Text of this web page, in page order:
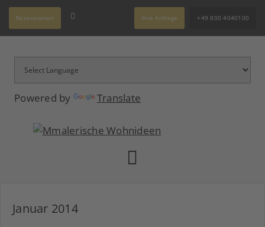
Powered by Translate
Rezensionen Ihre Anfrage +49 800 4040100
Januar 2014